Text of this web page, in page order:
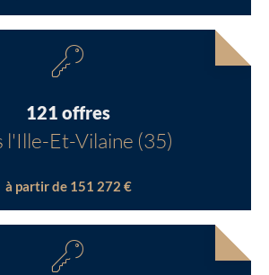
121 offres
l'Ille-Et-Vilaine (35)
à partir de 151 272 €